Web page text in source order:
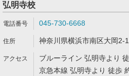
弘明寺校
045-730-6668
神奈川県横浜市南区大岡2-
ブルーライン 弘明寺より
京急本線 弘明寺より 徒歩